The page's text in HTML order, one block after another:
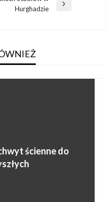
Hurghadzie
ścienne do